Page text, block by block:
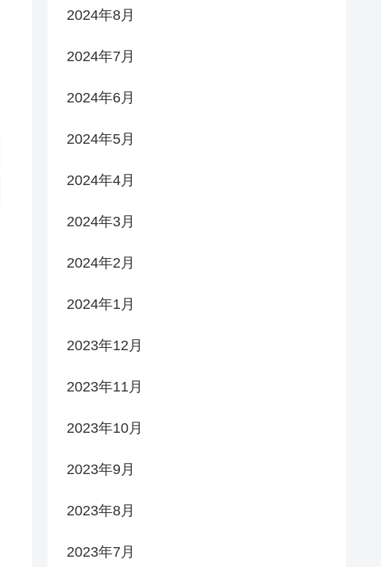
2024年8月
2024年7月
2024年6月
2024年5月
2024年4月
2024年3月
2024年2月
2024年1月
2023年12月
2023年11月
2023年10月
2023年9月
2023年8月
2023年7月